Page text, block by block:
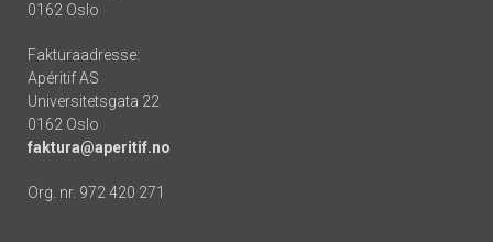
0162 Oslo
Fakturaadresse:
Apéritif AS
Universitetsgata 22
0162 Oslo
faktura@aperitif.no
Org. nr. 972 420 271